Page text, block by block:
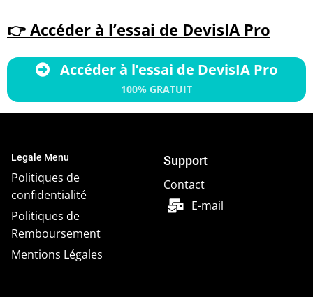
👉 Accéder à l’essai de DevisIA Pro
Accéder à l’essai de DevisIA Pro
100% GRATUIT
Legale Menu
Politiques de
confidentialité
Politiques de
Remboursement
Mentions Légales
Support
Contact
E-mail